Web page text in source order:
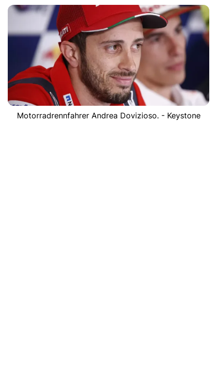
Motorradrennfahrer Andrea Dovizioso. - Keystone